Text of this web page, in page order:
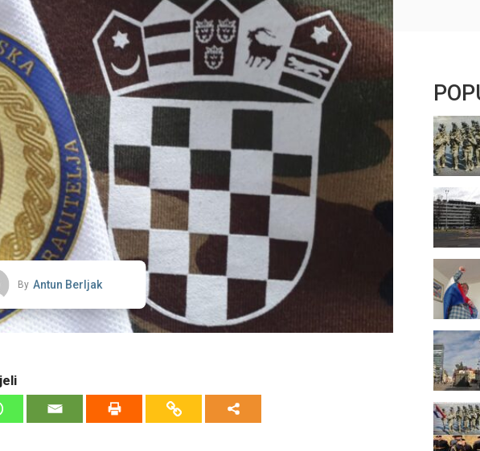
By Antun Berljak